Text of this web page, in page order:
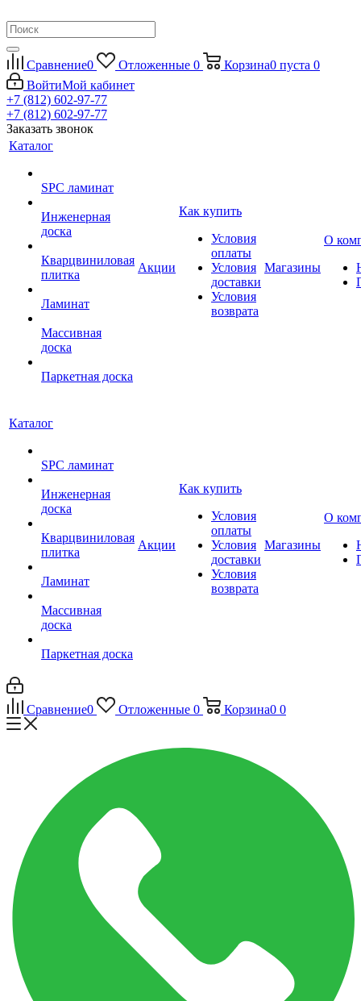
Сравнение0 Отложенные 0 Корзина0 пуста 0
ВойтиМой кабинет
+7 (812) 602-97-77
+7 (812) 602-97-77
Заказать звонок
Каталог
SPC ламинат
Инженерная
доска
Кварцвиниловая
плитка
Ламинат
Массивная
доска
Паркетная доска
Акции
Как купить
Условия
оплаты
Условия
доставки
Условия
возврата
Магазины
О
Каталог
SPC ламинат
Инженерная
доска
Кварцвиниловая
плитка
Ламинат
Массивная
доска
Паркетная доска
Акции
Как купить
Условия
оплаты
Условия
доставки
Условия
возврата
Магазины
О
Сравнение0 Отложенные 0 Корзина0 0